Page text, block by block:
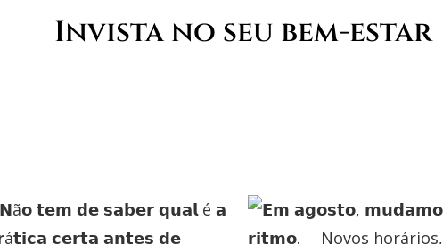
Invista no seu bem-estar